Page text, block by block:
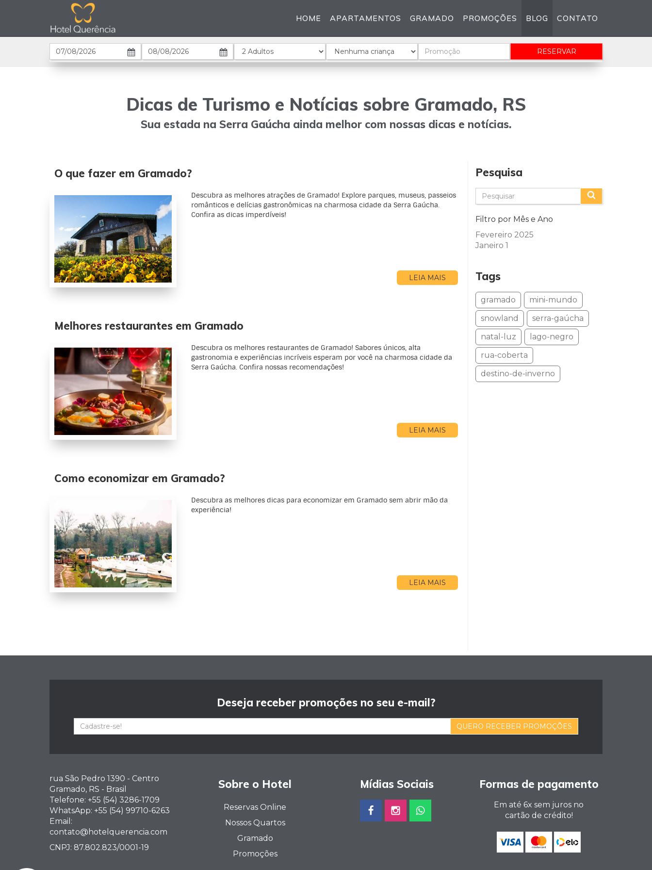
HOME APARTAMENTOS GRAMADO PROMOÇÕES BLOG CONTATO
Entrada Saída Adultos Crianças Código RESERVAR
Dicas de Turismo e Notícias sobre Gramado, RS
Sua estada na Serra Gaúcha ainda melhor com nossas dicas e notícias.
O que fazer em Gramado?
Descubra as melhores atrações de Gramado! Explore parques, museus, passeios
românticos e delícias gastronômicas na charmosa cidade da Serra Gaúcha.
Confira as dicas imperdíveis!
LEIA MAIS
Melhores restaurantes em Gramado
Descubra os melhores restaurantes de Gramado! Sabores únicos, alta
gastronomia e experiências incríveis esperam por você na charmosa cidade da
Serra Gaúcha. Confira nossas recomendações!
LEIA MAIS
Como economizar em Gramado?
Descubra as melhores dicas para economizar em Gramado sem abrir mão da
experiência!
LEIA MAIS
Pesquisa
Filtro por Mês e Ano
Fevereiro 2025
Janeiro 1
Tags
gramado
mini-mundo
snowland
serra-gaúcha
natal-luz
lago-negro
rua-coberta
destino-de-inverno
Deseja receber promoções no seu e-mail?
QUERO RECEBER PROMOÇÕES
rua São Pedro 1390 - Centro
Gramado, RS - Brasil
Telefone: +55 (54) 3286-1709
WhatsApp: +55 (54) 99710-6263
Email:
contato@hotelquerencia.com
CNPJ: 87.802.823/0001-19
Sobre o Hotel
Reservas Online
Nossos Quartos
Gramado
Promoções
Mídias Sociais Formas de pagamento
Em até 6x sem juros no
cartão de crédito!